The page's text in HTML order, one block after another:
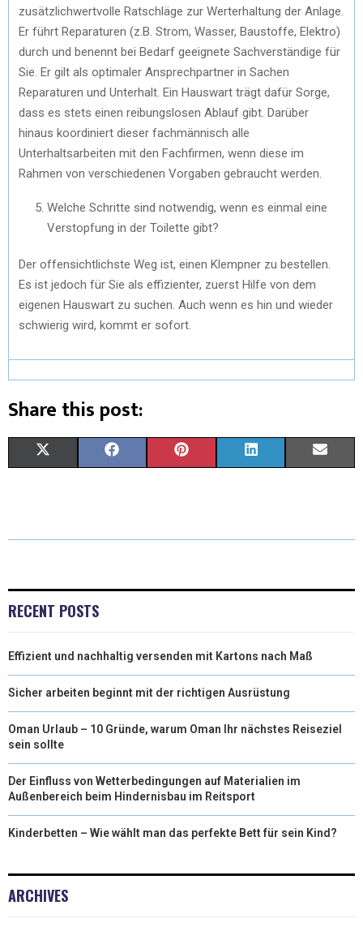
zusätzlichwertvolle Ratschläge zur Werterhaltung der Anlage.
Er führt Reparaturen (z.B. Strom, Wasser, Baustoffe, Elektro)
durch und benennt bei Bedarf geeignete Sachverständige für
Sie. Er gilt als optimaler Ansprechpartner in Sachen
Reparaturen und Unterhalt. Ein Hauswart trägt dafür Sorge,
dass es stets einen reibungslosen Ablauf gibt. Darüber
hinaus koordiniert dieser fachmännisch alle
Unterhaltsarbeiten mit den Fachfirmen, wenn diese im
Rahmen von verschiedenen Vorgaben gebraucht werden.
Welche Schritte sind notwendig, wenn es einmal eine
Verstopfung in der Toilette gibt?
Der offensichtlichste Weg ist, einen Klempner zu bestellen.
Es ist jedoch für Sie als effizienter, zuerst Hilfe von dem
eigenen Hauswart zu suchen. Auch wenn es hin und wieder
schwierig wird, kommt er sofort.
Share this post:
W
E
R
)
E
K
T
S
T
K
N
I
RECENT POSTS
Effizient und nachhaltig versenden mit Kartons nach Maß
Sicher arbeiten beginnt mit der richtigen Ausrüstung
Oman Urlaub – 10 Gründe, warum Oman Ihr nächstes Reiseziel
sein sollte
Der Einfluss von Wetterbedingungen auf Materialien im
Außenbereich beim Hindernisbau im Reitsport
Kinderbetten – Wie wählt man das perfekte Bett für sein Kind?
ARCHIVES